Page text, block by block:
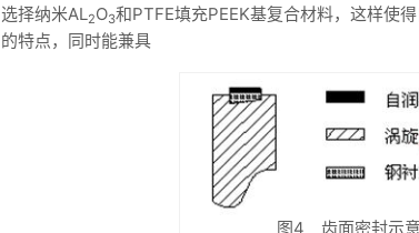
选择纳米AL2O3和PTFE填充PEEK基复合材料，这样使
的特点，同时能兼具
图4 齿面密封示